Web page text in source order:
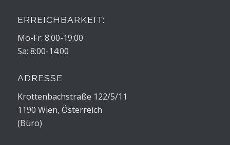
ERREICHBARKEIT:
Mo-Fr: 8:00-19:00
Sa: 8:00-14:00
ADRESSE
Krottenbachstraße 122/5/11
1190 Wien, Österreich
(Büro)